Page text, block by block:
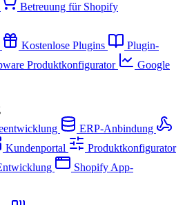
Betreuung für Shopify
Kostenlose Plugins
Plugin-
Produktkonfigurator
Google
ERP-Anbindung
Kundenportal
Produktkonfigurator
Shopify App-